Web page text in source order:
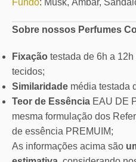
Fundo: Musk, Âmbar,
Sobre nossos Perfumes
Fixação testada de 6h a
tecidos;
Similaridade média testada
Teor de Essência EAU DE
mesma formulação dos
de essência PREMUIM;
As informações acima são